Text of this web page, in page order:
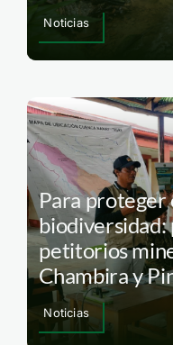
Noticias
Para proteger
biodiversidad:
petitorios
Chambira y
Noticias